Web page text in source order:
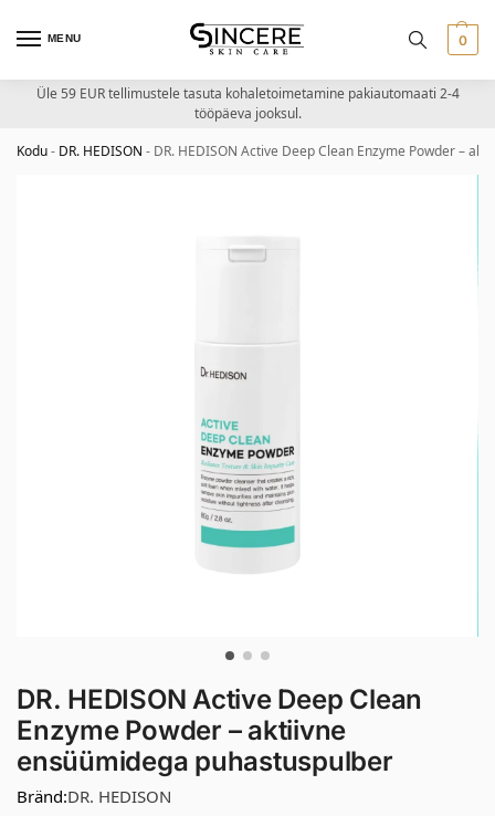
MENU 0
Üle 59 EUR tellimustele tasuta kohaletoimetamine pakiautomaati 2-4
tööpäeva jooksul.
Kodu- DR. HEDISON - DR. HEDISON Active Deep Clean Enzyme Powder –
DR. HEDISON Active Deep Clean
Enzyme Powder – aktiivne
ensüümidega puhastuspulber
Bränd:DR. HEDISON